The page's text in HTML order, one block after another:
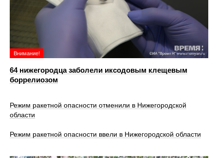
Внимание!
64 нижегородца заболели иксодовым клещевым
боррелиозом
Режим ракетной опасности отменили в Нижегородской
области
Режим ракетной опасности ввели в Нижегородской области